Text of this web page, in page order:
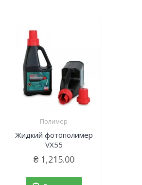
Полимер
Жидкий фотополимер
VX55
₴1,215.00